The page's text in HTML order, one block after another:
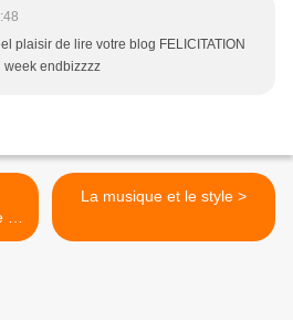
plaisir de lire votre blog FELICITATION
week endbizzzz
La musique et le style >